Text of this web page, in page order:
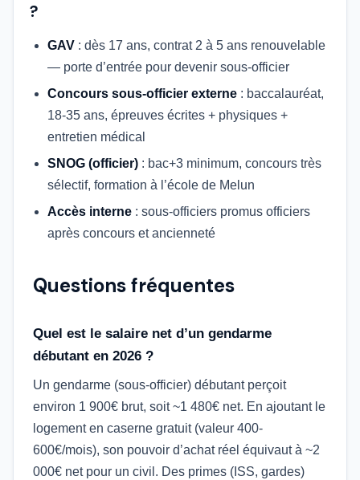
?
GAV : dès 17 ans, contrat 2 à 5 ans renouvelable
— porte d’entrée pour devenir sous-officier
Concours sous-officier externe : baccalauréat,
18-35 ans, épreuves écrites + physiques +
entretien médical
SNOG (officier) : bac+3 minimum, concours très
sélectif, formation à l’école de Melun
Accès interne : sous-officiers promus officiers
après concours et ancienneté
Questions fréquentes
Quel est le salaire net d’un gendarme
débutant en 2026 ?
Un gendarme (sous-officier) débutant perçoit
environ 1 900€ brut, soit ~1 480€ net. En ajoutant le
logement en caserne gratuit (valeur 400-
600€/mois), son pouvoir d’achat réel équivaut à ~2
000€ net pour un civil. Des primes (ISS, gardes)